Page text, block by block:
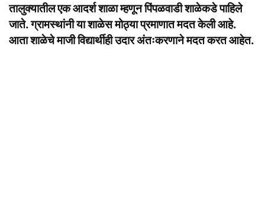
तालुक्यातील एक आदर्श शाळा म्हणून पिंपळवाडी शाळेकडे पाहिले
जाते. ग्रामस्थांनी या शाळेस मोठ्या प्रमाणात मदत केली आहे.
आता शाळेचे माजी विद्यार्थीही उदार अंतःकरणाने मदत करत आहेत.